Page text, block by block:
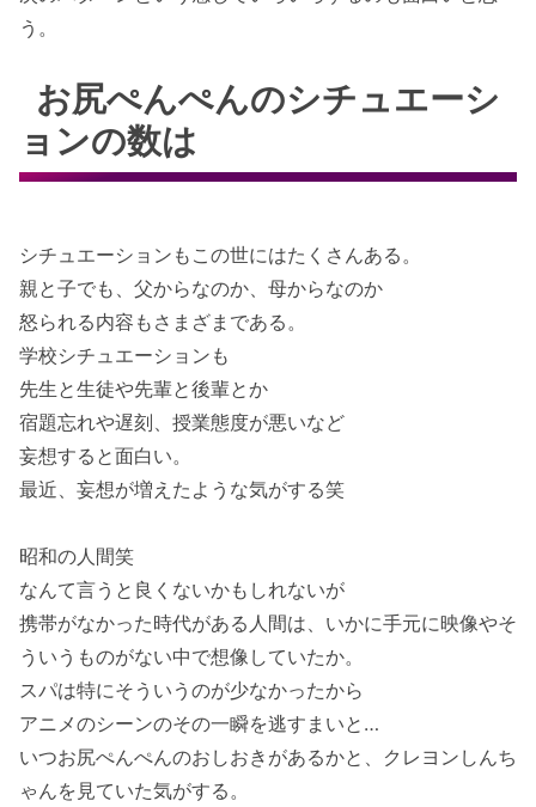
う。
お尻ぺんぺんのシチュエーシ
ョンの数は
シチュエーションもこの世にはたくさんある。
親と子でも、父からなのか、母からなのか
怒られる内容もさまざまである。
学校シチュエーションも
先生と生徒や先輩と後輩とか
宿題忘れや遅刻、授業態度が悪いなど
妄想すると面白い。
最近、妄想が増えたような気がする笑
昭和の人間笑
なんて言うと良くないかもしれないが
携帯がなかった時代がある人間は、いかに手元に映像やそ
ういうものがない中で想像していたか。
スパは特にそういうのが少なかったから
アニメのシーンのその一瞬を逃すまいと…
いつお尻ぺんぺんのおしおきがあるかと、クレヨンしんち
ゃんを見ていた気がする。